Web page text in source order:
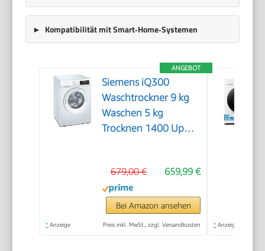
Kompatibilität mit Smart‑Home‑Systemen
ANGEBOT
Siemens iQ300
Waschtrockner 9 kg
Waschen 5 kg
Trocknen 1400 UpM
659,99 €
679,00 €
Bei Amazon ansehen
* Anzeige Preis inkl. MwSt., zzgl. Versandkosten * Anzeige